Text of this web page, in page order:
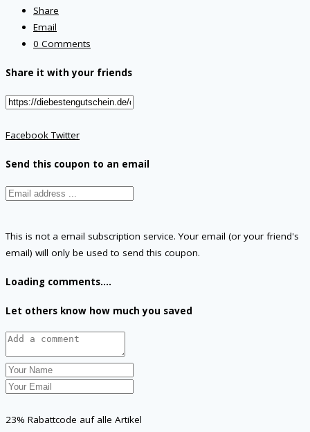
Share
Email
0 Comments
Share it with your friends
FacebookTwitter
Send this coupon to an email
This is not a email subscription service. Your email (or your friend's
email) will only be used to send this coupon.
Loading comments....
Let others know how much you saved
23% Rabattcode auf alle Artikel